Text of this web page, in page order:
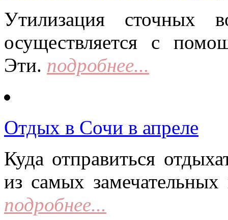
Утилизация сточных
осуществляется с
Эти. подробнее...
Отдых в Сочи в апреле
Куда отправиться
из самых замечательных
подробнее...